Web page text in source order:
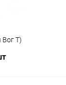
Вог Т)